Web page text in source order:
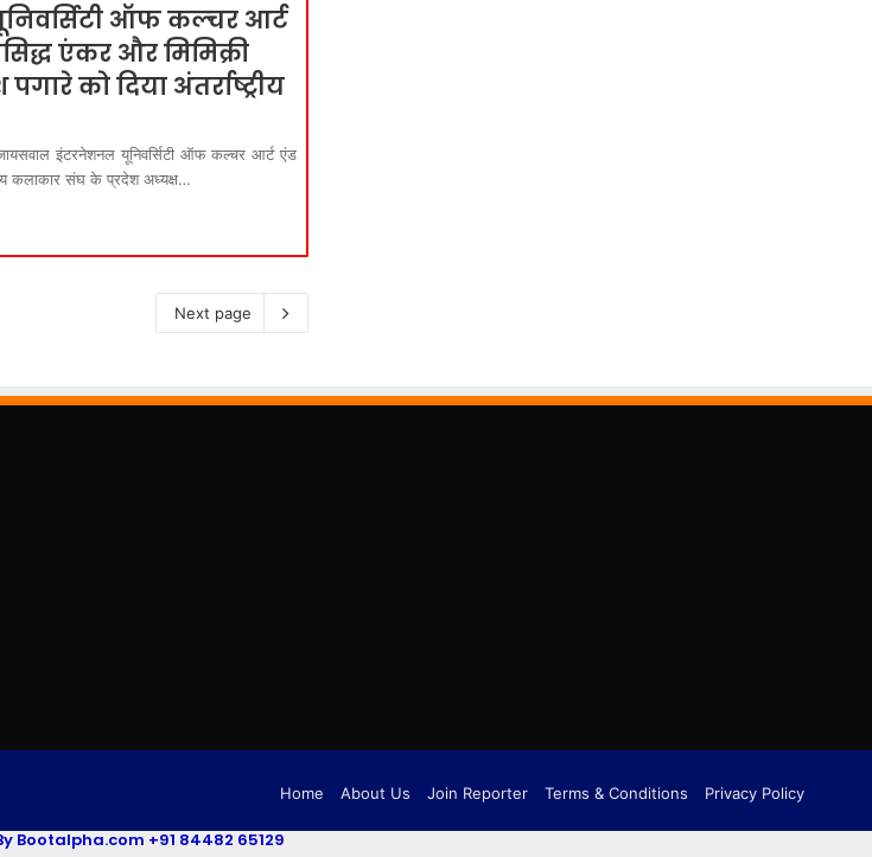
ऑफ कल्चर आर्ट
एंकर और मिमिक्री
को दिया अंतर्राष्ट्रीय
इंटरनेशनल यूनिवर्सिटी ऑफ कल्चर आर्ट एंड
कलाकार संघ के प्रदेश अध्यक्ष…
Next page
Home About Us Join Reporter Terms & Conditions Privacy Policy
Bootalpha.com +91 84482 65129